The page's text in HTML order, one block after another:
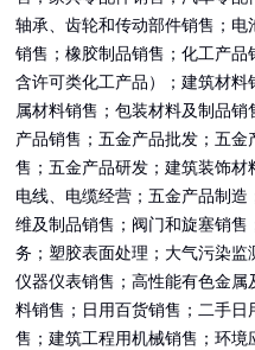
轴承、齿轮和传动部件销售；电
销售；橡胶制品销售；化工产品
含许可类化工产品）；建筑材料
属材料销售；包装材料及制品销
产品销售；五金产品批发；五金
售；五金产品研发；建筑装饰材
电线、电缆经营；五金产品制造
维及制品销售；阀门和旋塞销售
务；塑胶表面处理；大气污染监
仪器仪表销售；高性能有色金属
料销售；日用百货销售；二手日
售；建筑工程用机械销售；环境